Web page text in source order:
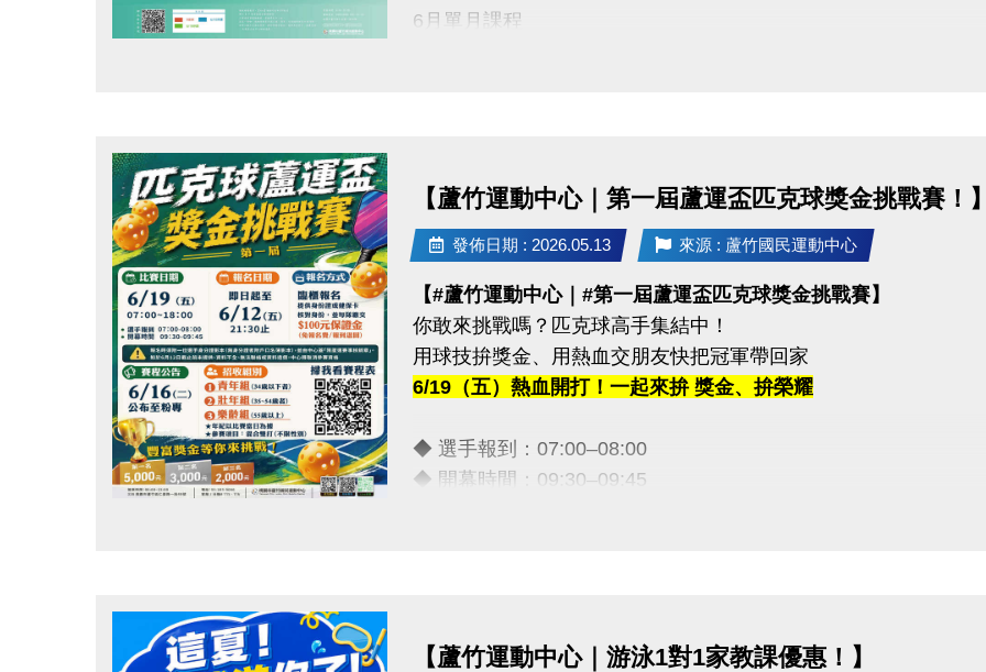
-官網 : https://www.lzsports.com.tw/zh_TW/news/pageID/1/
-FB : 桃園市蘆竹國民運動中心
-IG : @luzhusports
6月單月課程
▶ 若因人數不足無法開班，將於開課前通知，並請持原信用卡、
連絡資訊
-洽詢專線：03-2639066 #112
-官網 : https://www.lzsports.com.tw/zh_TW/news/pageID/1/
-FB : 桃園市蘆竹國民運動中心
-IG : @luzhusports
【蘆竹運動中心｜第一屆蘆運盃匹克球獎金挑戰賽！
發佈日期 : 2026.05.13 來源 : 蘆竹國民運動中心
【#蘆竹運動中心｜#第一屆蘆運盃匹克球獎金挑戰賽】
你敢來挑戰嗎？匹克球高手集結中！
用球技拚獎金、用熱血交朋友快把冠軍帶回家
6/19（五）熱血開打！一起來拚 獎金、拚榮耀
◆ 選手報到：07:00–08:00
◆ 開幕時間：09:30–09:45
【蘆竹運動中心｜游泳1對1家教課優惠！】